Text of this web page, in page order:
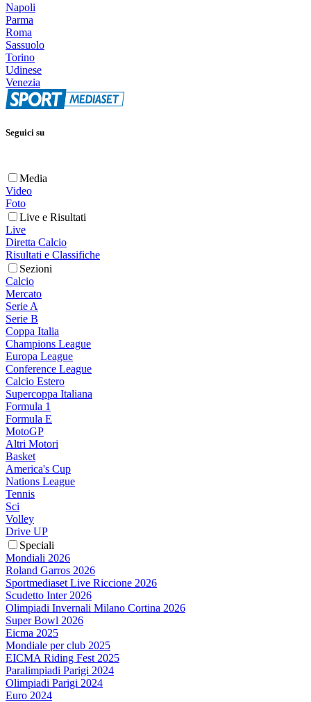
Napoli
Parma
Roma
Sassuolo
Torino
Udinese
Venezia
Seguici su
Media
Video
Foto
Live e Risultati
Live
Diretta Calcio
Risultati e Classifiche
Sezioni
Calcio
Mercato
Serie A
Serie B
Coppa Italia
Champions League
Europa League
Conference League
Calcio Estero
Supercoppa Italiana
Formula 1
Formula E
MotoGP
Altri Motori
Basket
America's Cup
Nations League
Tennis
Sci
Volley
Drive UP
Speciali
Mondiali 2026
Roland Garros 2026
Sportmediaset Live Riccione 2026
Scudetto Inter 2026
Olimpiadi Invernali Milano Cortina 2026
Super Bowl 2026
Eicma 2025
Mondiale per club 2025
EICMA Riding Fest 2025
Paralimpiadi Parigi 2024
Olimpiadi Parigi 2024
Euro 2024